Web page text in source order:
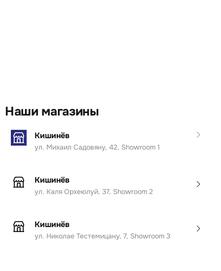
Наши магазины
Кишинёв
ул. Михаил Садовяну, 42, Showroom 1
Кишинёв
ул. Каля Орхеюлуй, 37, Showroom 2
Кишинёв
ул. Николае Тестемицану, 7, Showroom 3